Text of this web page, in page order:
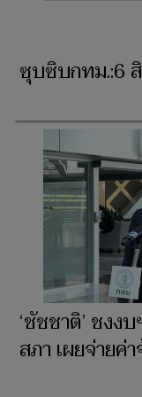
ซุบซิบกทม.:6
‘ชัชชาติ’ ชงง
สภา เผยจ่ายค่